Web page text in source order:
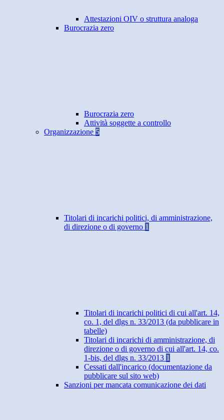
Attestazioni OIV o struttura analoga
Burocrazia zero
Burocrazia zero
Attività soggette a controllo
Organizzazione 5
Titolari di incarichi politici, di amministrazione,
di direzione o di governo 1
Titolari di incarichi politici di cui all'art. 14,
co. 1, del dlgs n. 33/2013 (da pubblicare in
tabelle)
Titolari di incarichi di amministrazione, di
direzione o di governo di cui all'art. 14, co.
1-bis, del dlgs n. 33/2013 1
Cessati dall'incarico (documentazione da
pubblicare sul sito web)
Sanzioni per mancata comunicazione dei dati